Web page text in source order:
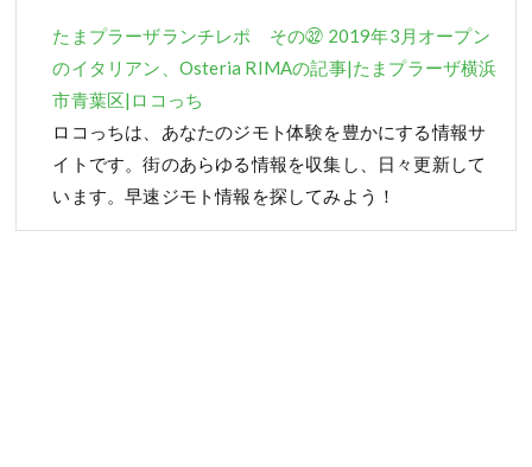
たまプラーザランチレポ その㉜ 2019年3月オープン
のイタリアン、Osteria RIMAの記事|たまプラーザ横浜
市青葉区|ロコっち
ロコっちは、あなたのジモト体験を豊かにする情報サ
イトです。街のあらゆる情報を収集し、日々更新して
います。早速ジモト情報を探してみよう！